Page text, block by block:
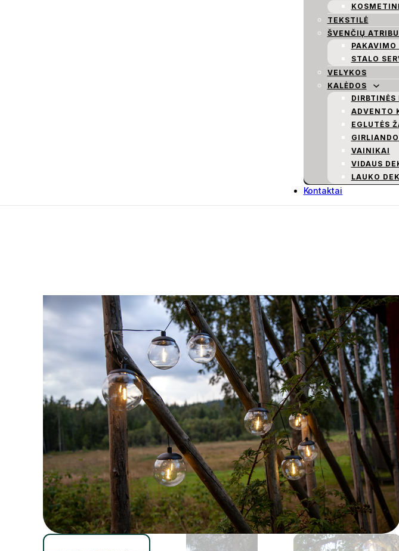
TEKSTILĖ
ŠVENČIŲ
PAKAVIMO
STALO
VELYKOS
KALĖDOS
DIRBTINĖS
ADVENTO
EGLUTĖS
VAINIKAI
VIDAUS
LAUKO
Kontaktai